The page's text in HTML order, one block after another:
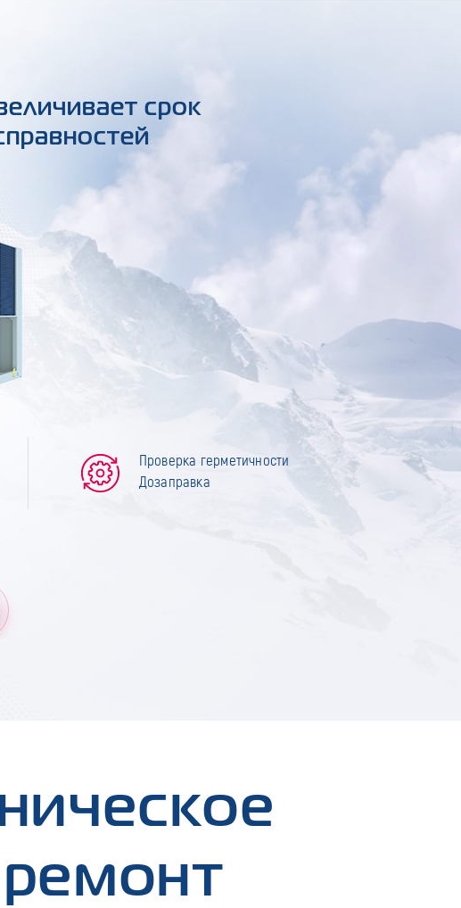
срок
Проверка герметичности
Дозаправка